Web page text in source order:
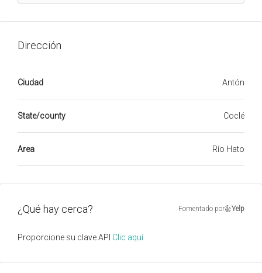
Dirección
Ciudad Antón
State/county Coclé
Area Río Hato
¿Qué hay cerca? Fomentado por Yelp
Proporcione su clave API Clic aquí